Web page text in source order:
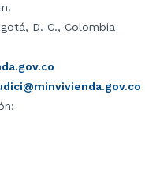
D. C., Colombia